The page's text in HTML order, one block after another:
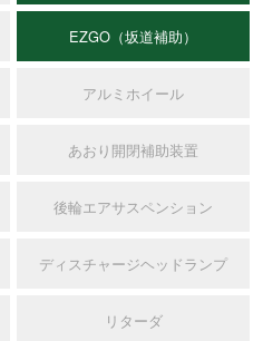
EZGO（坂道補助）
アルミホイール
あおり開閉補助装置
後輪エアサスペンション
ディスチャージヘッドランプ
リターダ